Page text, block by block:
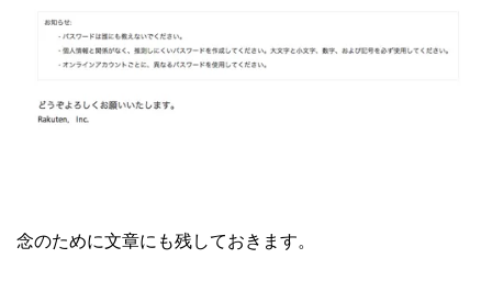
念のために文章にも残しておきます。